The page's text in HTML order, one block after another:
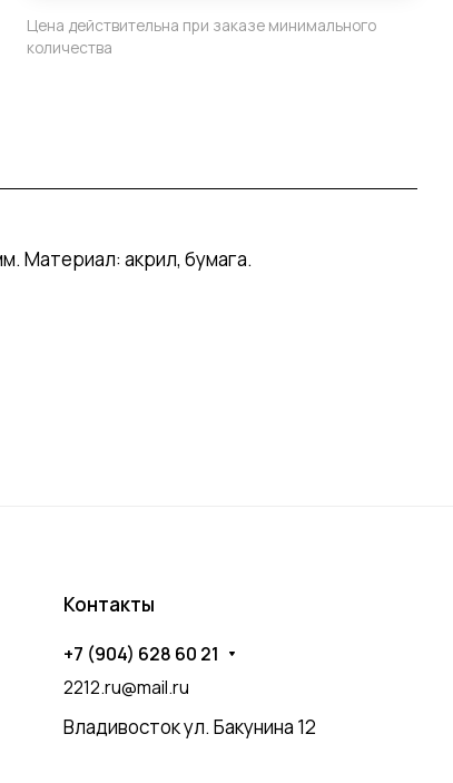
Цена действительна при заказе минимального
количества
Материал: акрил, бумага.
Контакты
+7 (904) 628 60 21
2212.ru@mail.ru
Владивосток ул. Бакунина 12